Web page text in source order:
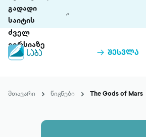
გადადი
საიტის
ძველ
ვერსიაზე
შესვლა
თინეთი 9 ციფრულ
მთავარი წიგნები The Gods of Mars